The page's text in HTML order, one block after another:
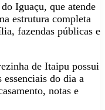
Iguaçu, que atende
estrutura completa
fazendas públicas e
de Itaipu possui
do dia a
notas e